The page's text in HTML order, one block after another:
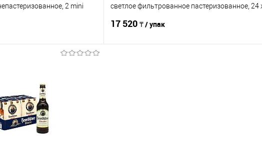
2 mini
В наличии
светлое фильтрованное пастеризованное,
17 520 ₸ / упак